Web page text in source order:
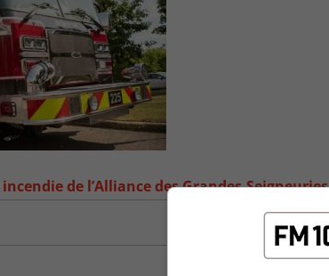
de l’Alliance des Grandes-Seigneuries